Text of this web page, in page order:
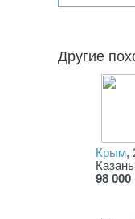
Другие
Крым,
Казань
98 000